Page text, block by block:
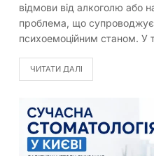
відмови від алкоголю або
проблема, що
психоемоційним станом. У
ЧИТАТИ ДАЛІ